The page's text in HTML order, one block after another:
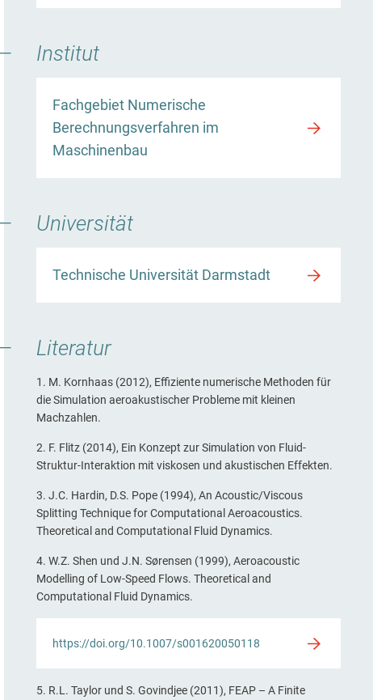
Institut
Fachgebiet Numerische
Berechnungsverfahren im
Maschinenbau
Universität
Technische Universität Darmstadt
Literatur
1. M. Kornhaas (2012), Effiziente numerische Methoden für
die Simulation aeroakustischer Probleme mit kleinen
Machzahlen.
2. F. Flitz (2014), Ein Konzept zur Simulation von Fluid-
Struktur-Interaktion mit viskosen und akustischen Effekten.
3. J.C. Hardin, D.S. Pope (1994), An Acoustic/Viscous
Splitting Technique for Computational Aeroacoustics.
Theoretical and Computational Fluid Dynamics.
4. W.Z. Shen und J.N. Sørensen (1999), Aeroacoustic
Modelling of Low-Speed Flows. Theoretical and
Computational Fluid Dynamics.
https://doi.org/10.1007/s001620050118
5. R.L. Taylor und S. Govindjee (2011), FEAP – A Finite